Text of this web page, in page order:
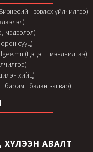
зөвлөх үйлчилгээ)
мэдээлэл)
сууц)
(Цэцэгт мэндчилгээ)
хийц)
баримт бэлэн загвар)
ХҮЛЭЭН АВАЛТ